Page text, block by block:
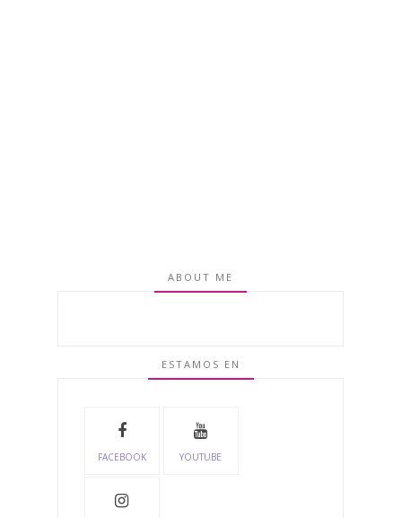
ABOUT ME
ESTAMOS EN
FACEBOOK YOUTUBE